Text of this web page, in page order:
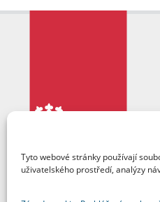
Tyto webové stránky používají
uživatelského prostředí, analýzy